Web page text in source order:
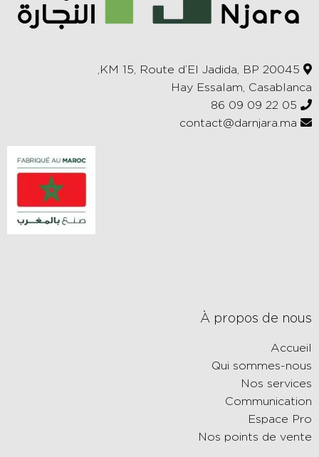
Hay Essalam, Casablanca
À propos de nous
Accueil
Qui sommes-nous
Nos services
Communication
Espace Pro
Nos points de vente